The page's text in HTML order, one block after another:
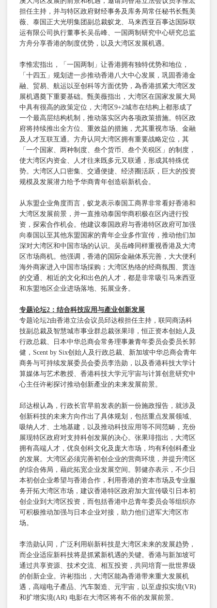
担任主持，并与特区政府财经事务及库务局常任秘书长甄美
薇、泰国正大光明集团副总裁蚁龙、马来西亚百事达国际联
运有限公司执行董事长吴岳峰、一国两制研究中心研究总监
方舟分享香港的制度优势，以及大湾区发展机遇。
李惟宏指出，「一国两制」让香港拥有独特优势和地位，
「十四五」规划进一步推动香港八大中心发展，巩固香港金
融、贸易、航运以至创科等方面优势，為香港抓紧大湾区发
展机遇奠下重要基础。甄美薇指出，大湾区在国家发展大局
中具有很高的政策定位，大湾区9+2城市在结构上都形成了
一个最高层结构机制，推动落实区内各项政策措施。特区政
府将持续推出全方位、重效益的措施，尤其重视市场、金融
及人才互联互通。方舟认同大湾区拥有重要战略定位，其
「一个国家、两种制度、叁个货币、叁个关税区」的制度，
使大湾区内资金、人才往来既多元又联通，形成其特殊优
势。大湾区人口密集、交通便捷、经济圈活跃，巨大的投资
规模及发展潜力给予华商青年创造崭新机会。
从东盟企业角度而言，蚁龙表示泰国工商界非常看好香港和
大湾区发展前景，并一直推动泰国华商积极在区内进行投
资，探索合作机会。他建议泰国政府与香港特区政府可加强
向泰国以至其他东盟国家的青年企业多作宣传，推动他们加
深对大湾区和中国市场的认识。吴岳峰同样重视香港及大湾
区市场商机。他强调，香港的国际金融体系完善，大大便利
海外商家进入中国市场採购；大湾区热络的经商氛围、贯连
的交通、相近的文化和出色的人才，都是非常吸引马来西亚
和东盟地区企业进场落地、拓展业务。
专题论坛2 ：结合科技应用与產业创新发展
专题论坛2由香港立法会议员邱达根担任主持，联同商汤科
技副总裁及智慧城市事业群总裁张果琲，恒正资本创始人及
行政总裁、日本中华总商会常务理事兼青年委员会委员长郭
健，Scent by Six创始人及行政总裁、新加坡中华总商会青年
商务与可持续发展委员会委员李浩勋，以及香港科技大学计
算媒体与艺术教授、香港科技大学元宇宙与计算创意研究中
心主任许彬探讨推动创新產业的未来发展前景。
邱达根认為，行政长官早前发表的新一份施政报告，就涉及
创新科技的未来方向作出了具体规划，包括重点发展领域、
吸纳人才、土地基建，以及推动科技应用等不同范畴，充份
展现特区政府对支持科创发展的决心。张果琲指出，大湾区
拥有高端人才，优良创科文化及庞大市场，均有利创科產业
的发展。大湾区必须完善初创企业的营商环境，并提升湾区
的综合佈局，藉此拓宽企业发展空间。郭健亦表示，不少日
本初创企业希望与香港合作，利用香港的资本市场及专业服
务开拓大湾区市场，建议香港特区政府加大宣传吸引日本初
创企业到大湾区投资，而包括香港中总青年委员会等组织亦
可积极推动加强与日本企业对接，助力他们进军大湾区市
场。
李浩勋认同，广泛利用崭新科技是大湾区未来的发展趋势，
而企业适应新科技将是抓紧新机遇的关键。香港与新加坡可
通过共享资源、技术交流、相互投资，共同培育一批世界级
的创新企业。许彬指出，大湾区能為香港带来重大发展机
遇，高端电子產品、汽车製造、元宇宙，以至虚拟实境(VR)
和扩增实境(AR) 电影在大湾区将有不俗的发展前景。